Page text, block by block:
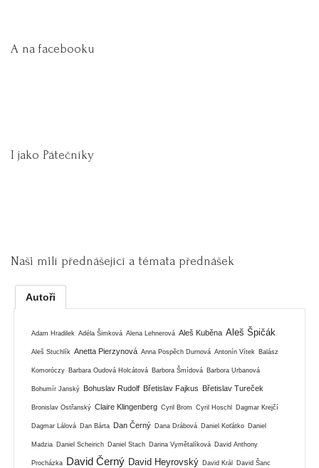
A na facebooku
I jako Pátečníky
Naši milí přednášející a témata přednášek
Autoři
Adam Hradilek Adéla Šimková Alena Lehnerová Aleš Kuběna Aleš Špičák
Aleš Stuchlík Anetta Pierzynová Anna Pospěch Durnová Antonín Vítek Balász
Komoróczy Barbara Oudová Holcátová Barbora Šmídová Barbora Urbanová
Bohumír Janský Bohuslav Rudolf Břetislav Fajkus Břetislav Tureček
Bronislav Ostřanský Claire Klingenberg Cyril Brom Cyril Hoschl Dagmar Krejčí
Dagmar Lálová Dan Bárta Dan Černý Dana Drábová Daniel Koťátko Daniel
Madzia Daniel Scheirich Daniel Stach Darina Vymětalíková David Anthony
Procházka David Černý David Heyrovský David Král David Šanc